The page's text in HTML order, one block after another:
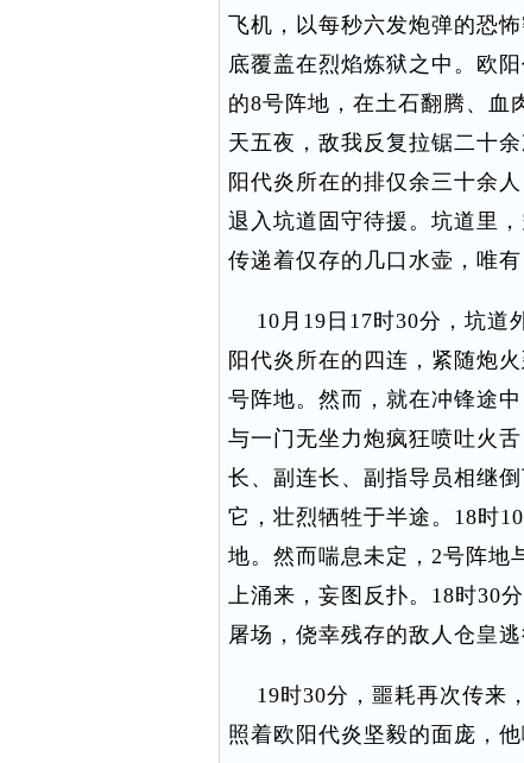
飞机，以每秒六发炮弹的恐
底覆盖在烈焰炼狱之中。欧
的8号阵地，在土石翻腾、血
天五夜，敌我反复拉锯二十
阳代炎所在的排仅余三十余
退入坑道固守待援。坑道里
传递着仅存的几口水壶，唯
10月19日17时30分，坑道
阳代炎所在的四连，紧随炮
号阵地。然而，就在冲锋途
与一门无坐力炮疯狂喷吐火
长、副连长、副指导员相继
它，壮烈牺牲于半途。18时
地。然而喘息未定，2号阵地
上涌来，妄图反扑。18时30
屠场，侥幸残存的敌人仓皇逃
19时30分，噩耗再次传来
照着欧阳代炎坚毅的面庞，